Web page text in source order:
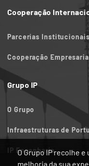
O Grupo IP recolhe
melhoria da sua
Cooperação
Parcerias Institucionais
Cooperação
Grupo IP
O Grupo
Infraestruturas de
IP Engenharia